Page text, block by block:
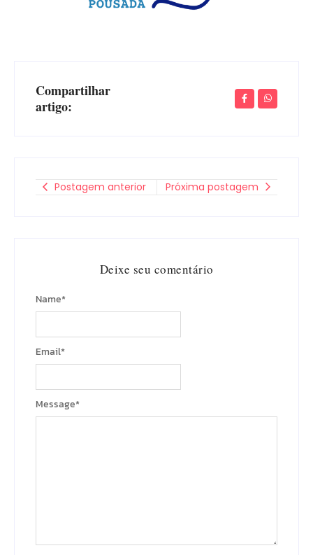
Compartilhar
artigo:
Postagem anterior Próxima postagem
Deixe seu comentário
Message*
Name*
Email*